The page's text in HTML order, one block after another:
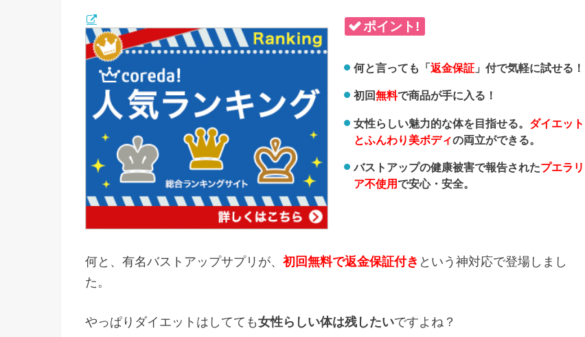
ポイント!
何と言っても「返金保証」付で気軽に試せる！
初回無料で商品が手に入る！
女性らしい魅力的な体を目指せる。 ダイエット
とふんわり美ボディの両立ができる。
バストアップの健康被害で報告されたプエラリ
ア不使用で安心・安全。
何と、有名バストアップサプリが、 初回無料で返金保証付き という神対応で登場しまし
た。
やっぱりダイエットはしてても女性らしい体は残したいですよね？